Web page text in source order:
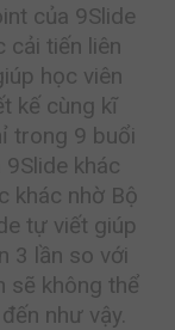
của 9Slide
cải tiến liên
học viên
kế cùng kĩ
trong 9 buổi
khác
khác nhờ Bộ
tự viết giúp
3 lần so với
sẽ không thể
như vậy.